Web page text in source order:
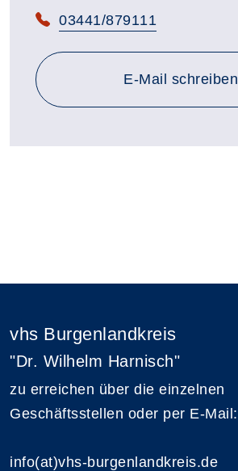
Telefon:
03441/879111
E-Mail schreiben
vhs Burgenlandkreis
"Dr. Wilhelm Harnisch"
zu erreichen über die einzelnen
Geschäftsstellen oder per E-Mail:
info(at)vhs-burgenlandkreis.de